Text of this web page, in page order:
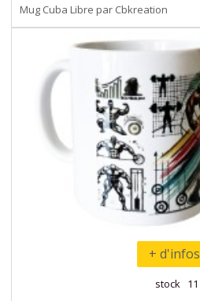
Mug Cuba Libre par Cbkreation
+ d'infos
stock 11